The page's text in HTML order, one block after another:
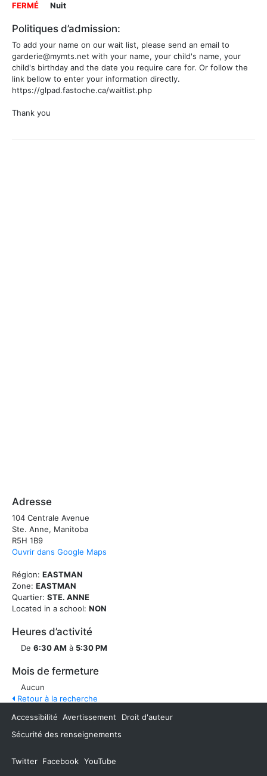
FERMÉ
Nuit
Politiques d’admission:
To add your name on our wait list, please send an email to
garderie@mymts.net with your name, your child's name, your
child's birthday and the date you require care for. Or follow the
link bellow to enter your information directly.
https://glpad.fastoche.ca/waitlist.php
Thank you
Adresse
104 Centrale Avenue
Ste. Anne, Manitoba
R5H 1B9
Ouvrir dans Google Maps
Région: EASTMAN
Zone: EASTMAN
Quartier: STE. ANNE
Located in a school: NON
Heures d’activité
De 6:30 AM à 5:30 PM
Mois de fermeture
Aucun
Retour à la recherche
Accessibilité Avertissement
Droit d'auteur
Sécurité des renseignements
Twitter Facebook YouTube